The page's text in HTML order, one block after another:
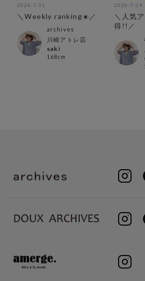
2026-7-31
＼Weekly ranking☀️／
archives
川崎アトレ店
saki
168cm
2026-7-24
＼人気
得!!／